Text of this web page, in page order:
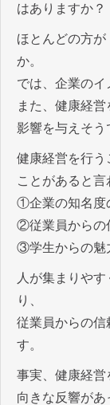
はありますか？
ほとんどの方が
か。
では、企業のイ
また、健康経
影響を与えそう
健康経営を行
ことがあると言
①企業の知名度
②従業員からの
③学生からの魅
人が集まりや
り、
従業員からの信
す。
事実、健康経
向きな反響があ